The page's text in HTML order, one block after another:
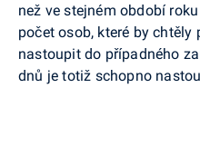
než ve stejném období
počet osob, které by chtěly
nastoupit do případného
dnů je totiž schopno